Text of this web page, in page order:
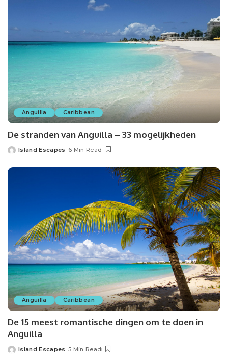
Anguilla Caribbean
De stranden van Anguilla – 33 mogelijkheden
Island Escapes 6 Min Read
Anguilla Caribbean
De 15 meest romantische dingen om te doen in
Anguilla
Island Escapes 5 Min Read